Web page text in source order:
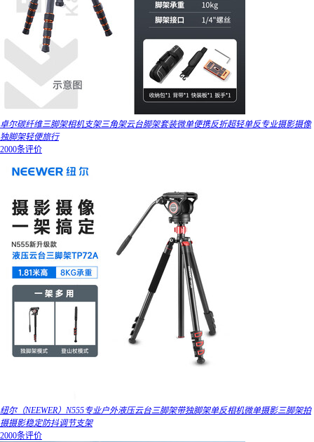
卓尔碳纤维三脚架相机支架三角架云台脚架套装微单便携反折超轻单反专业摄影摄像
独脚架轻便旅行
2000条评价
纽尔（NEEWER）N555专业户外液压云台三脚架带独脚架单反相机微单摄影三脚架拍
摄摄影稳定防抖调节支架
2000条评价